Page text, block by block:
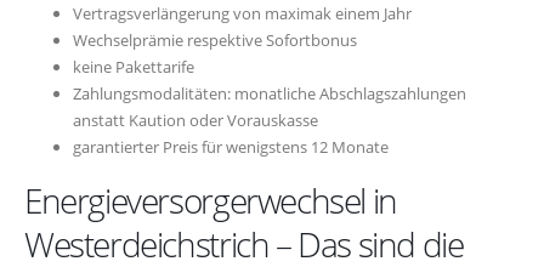
Vertragsverlängerung von maximak einem Jahr
Wechselprämie respektive Sofortbonus
keine Pakettarife
Zahlungsmodalitäten: monatliche Abschlagszahlungen
anstatt Kaution oder Vorauskasse
garantierter Preis für wenigstens 12 Monate
Energieversorgerwechsel in
Westerdeichstrich – Das sind die